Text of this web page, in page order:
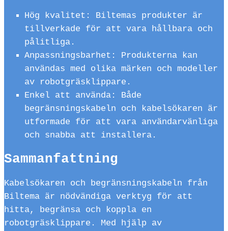
Hög kvalitet: Biltemas produkter är
tillverkade för att vara hållbara och
pålitliga.
Anpassningsbarhet: Produkterna kan
användas med olika märken och modeller
av robotgräsklippare.
Enkel att använda: Både
begränsningskabeln och kabelsökaren är
utformade för att vara användarvänliga
och snabba att installera.
Sammanfattning
Kabelsökaren och begränsningskabeln från
Biltema är nödvändiga verktyg för att
hitta, begränsa och koppla en
robotgräsklippare. Med hjälp av